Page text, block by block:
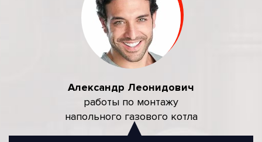
Александр Леонидович
работы по монтажу
напольного газового котла